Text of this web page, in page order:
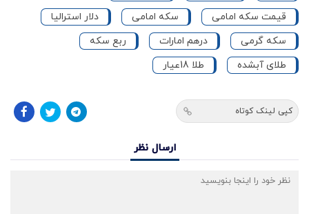
قیمت سکه امامی
سکه امامی
دلار استرالیا
سکه گرمی
درهم امارات
ربع سکه
طلای آبشده
طلا 18عیار
کپی لینک کوتاه
ارسال نظر